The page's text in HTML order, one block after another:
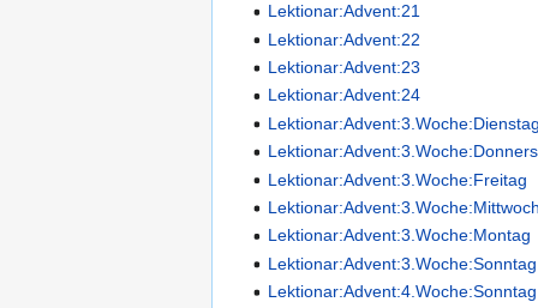
Lektionar:Advent:21
Lektionar:Advent:22
Lektionar:Advent:23
Lektionar:Advent:24
Lektionar:Advent:3.Woche:Freitag
Lektionar:Advent:3.Woche:Montag
Lektionar:Advent:3.Woche:Sonntag
Lektionar:Advent:4.Woche:Sonntag